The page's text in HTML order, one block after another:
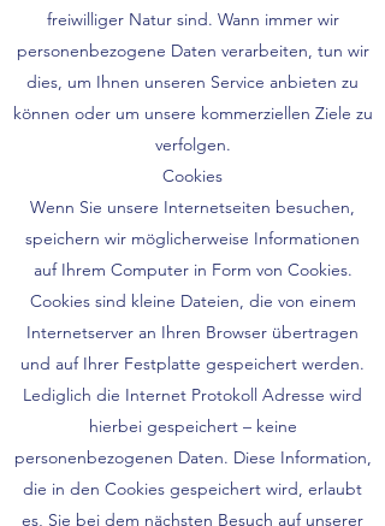
freiwilliger Natur sind. Wann immer wir
personenbezogene Daten verarbeiten, tun wir
dies, um Ihnen unseren Service anbieten zu
können oder um unsere kommerziellen Ziele zu
verfolgen.
Cookies
Wenn Sie unsere Internetseiten besuchen,
speichern wir möglicherweise Informationen
auf Ihrem Computer in Form von Cookies.
Cookies sind kleine Dateien, die von einem
Internetserver an Ihren Browser übertragen
und auf Ihrer Festplatte gespeichert werden.
Lediglich die Internet Protokoll Adresse wird
hierbei gespeichert – keine
personenbezogenen Daten. Diese Information,
die in den Cookies gespeichert wird, erlaubt
es, Sie bei dem nächsten Besuch auf unserer